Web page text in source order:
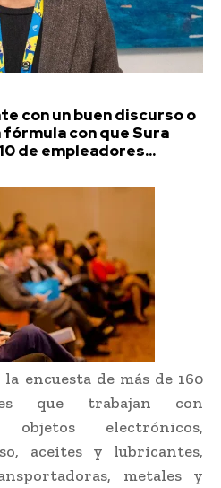
con un buen discurso o
fórmula con que Sura
de empleadores...
encuesta de más de 160
que trabajan con
objetos electrónicos,
aceites y lubricantes,
metales y